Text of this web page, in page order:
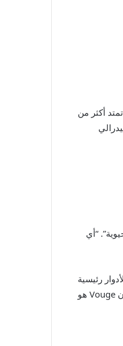
، والتي تمتد أكثر من
“أي
في الوثيقة لأدوار رئيسية
في إدارته. من بين هؤلاء المعينين راسل فيون ، أحد مؤلفي أجندة سياسة المشروع 2025 واختيار ترامب لرئاسة OBM بعد توليه الدور خلال فترة ولاية الرئيس الأولى. كان Vouge هو